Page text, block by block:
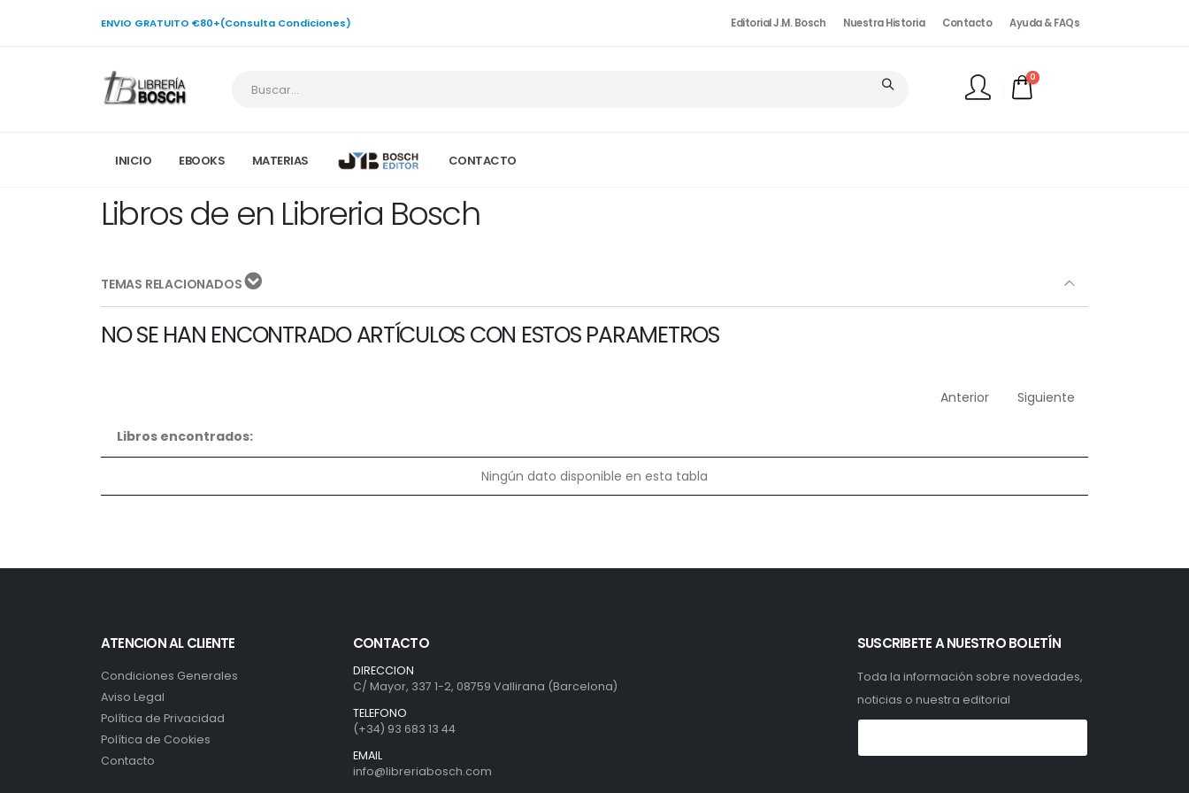
ENVIO GRATUITO €80+(Consulta Condiciones) Editorial J.M. Bosch Nuestra Historia Contacto Ayuda & FAQs
0
INICIO EBOOKS MATERIAS CONTACTO
Libros de en Libreria Bosch
TEMAS RELACIONADOS
NO SE HAN ENCONTRADO ARTÍCULOS CON ESTOS PARAMETROS
Anterior Siguiente
Libros encontrados:
Ningún dato disponible en esta tabla
ATENCION AL CLIENTE
Condiciones Generales
Aviso Legal
Política de Privacidad
Política de Cookies
Contacto
CONTACTO
DIRECCION
C/ Mayor, 337 1-2, 08759 Vallirana (Barcelona)
TELEFONO
(+34) 93 683 13 44
EMAIL
info@libreriabosch.com
SUSCRIBETE A NUESTRO BOLETÍN
Toda la información sobre novedades,
noticias o nuestra editorial